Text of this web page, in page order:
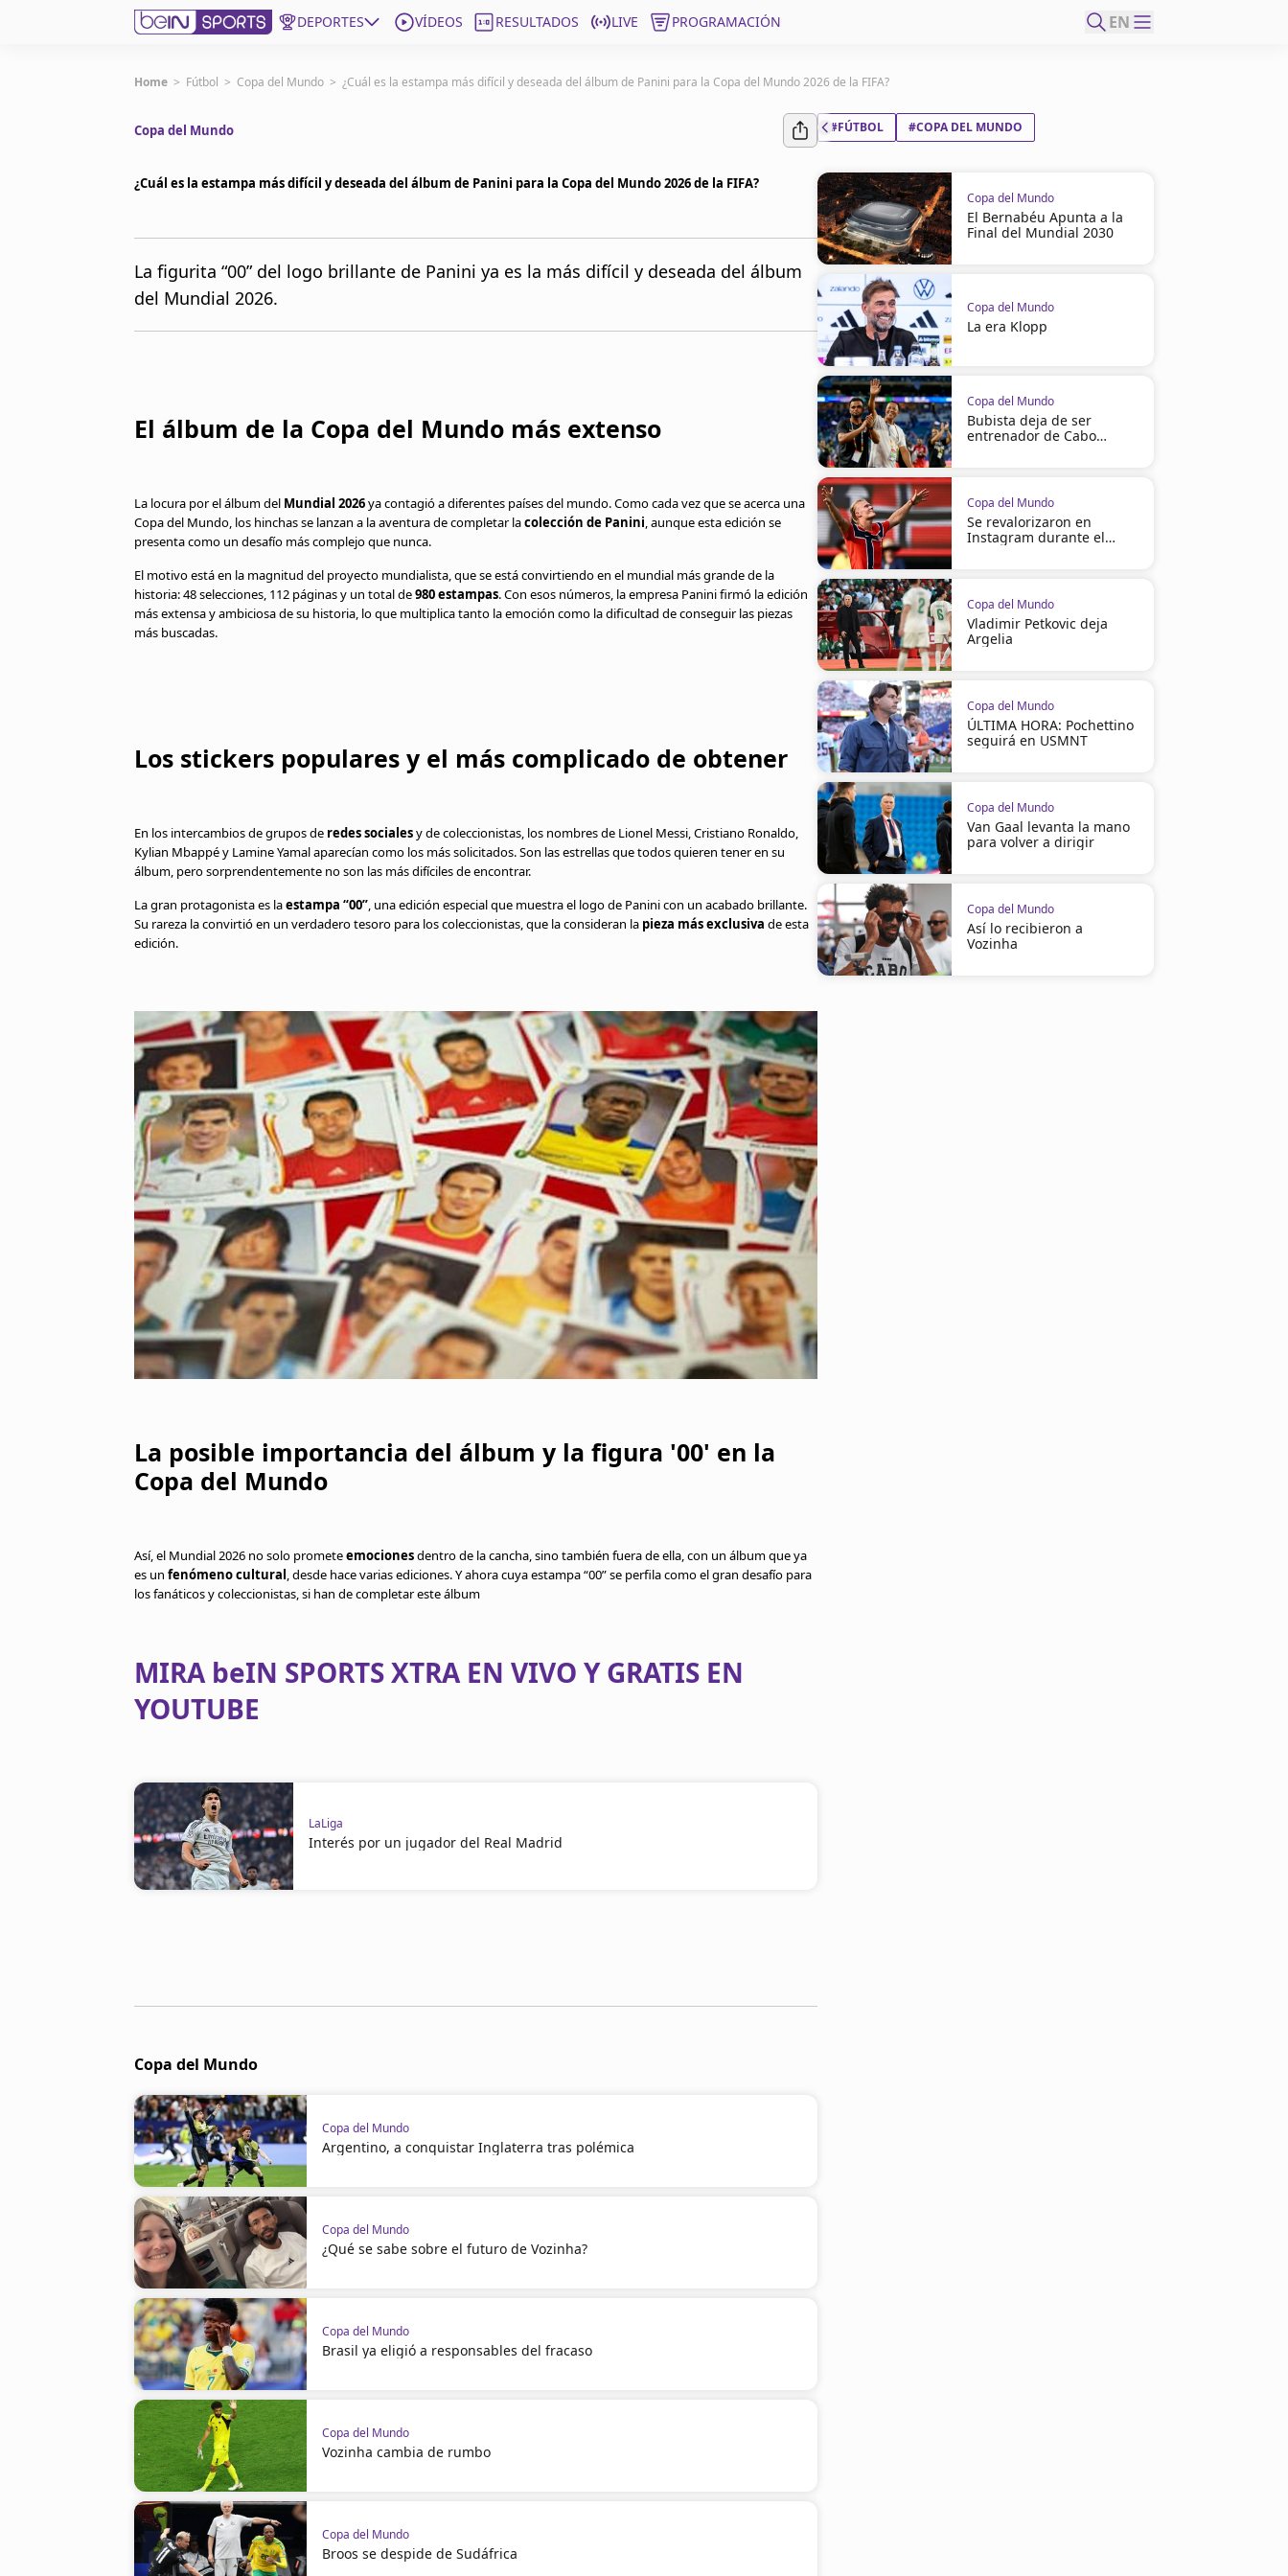
DEPORTES VÍDEOS RESULTADOS LIVE PROGRAMACIÓN EN
Get Bein
United States
Administrar notificaciones
Home > Fútbol > Copa del Mundo > ¿Cuál es la estampa más difícil y deseada del álbum de Panini para la Copa del Mundo 2026 de la FIFA?
Copa del Mundo
¿Cuál es la estampa más difícil y deseada del álbum de Panini para la Copa del Mundo 2026 de la FIFA?
La figurita “00” del logo brillante de Panini ya es la más difícil y deseada del álbum
del Mundial 2026.
El álbum de la Copa del Mundo más extenso
La locura por el álbum del Mundial 2026ya contagió a diferentes países del mundo. Como cada vez que se acerca una
Copa del Mundo, los hinchas se lanzan a la aventura de completar lacolección de Panini, aunque esta edición se
presenta como un desafío más complejo que nunca.
El motivo está en la magnitud del proyecto mundialista, que se está convirtiendo en el mundial más grande de la
historia: 48 selecciones, 112 páginas y un total de980 estampas. Con esos números, la empresa Panini firmó la edición
más extensa y ambiciosa de su historia, lo que multiplica tanto la emoción como la dificultad de conseguir las piezas
más buscadas.
Los stickers populares y el más complicado de obtener
En los intercambios de grupos de redes socialesy de coleccionistas, los nombres de Lionel Messi, Cristiano Ronaldo,
Kylian Mbappé y Lamine Yamal aparecían como los más solicitados. Son las estrellas que todos quieren tener en su
álbum, pero sorprendentemente no son las más difíciles de encontrar.
La gran protagonista es laestampa “00”, una edición especial que muestra el logo de Panini con un acabado brillante.
Su rareza la convirtió en un verdadero tesoro para los coleccionistas, que la consideran la pieza más exclusiva de esta
edición.
La posible importancia del álbum y la figura '00' en la
Copa del Mundo
Así, el Mundial 2026 no solo prometeemocionesdentro de la cancha, sino también fuera de ella, con un álbum que ya
es un fenómeno cultural, desde hace varias ediciones. Y ahora cuya estampa “00” se perfila como el gran desafío para
los fanáticos y coleccionistas, si han de completar este álbum
MIRA beIN SPORTS XTRA EN VIVO Y GRATIS EN
YOUTUBE
LaLiga
Interés por un jugador del Real Madrid
Copa del Mundo
Copa del Mundo
Argentino, a conquistar Inglaterra tras polémica
Copa del Mundo
¿Qué se sabe sobre el futuro de Vozinha?
Copa del Mundo
Brasil ya eligió a responsables del fracaso
Copa del Mundo
Vozinha cambia de rumbo
Copa del Mundo
Broos se despide de Sudáfrica
#FÚTBOL #COPA DEL MUNDO
Copa del Mundo
El Bernabéu Apunta a la
Final del Mundial 2030
Copa del Mundo
La era Klopp
Copa del Mundo
Bubista deja de ser
entrenador de Cabo
Copa del Mundo
Se revalorizaron en
Instagram durante el
Copa del Mundo
Vladimir Petkovic deja
Argelia
Copa del Mundo
ÚLTIMA HORA: Pochettino
seguirá en USMNT
Copa del Mundo
Van Gaal levanta la mano
para volver a dirigir
Copa del Mundo
Así lo recibieron a
Vozinha